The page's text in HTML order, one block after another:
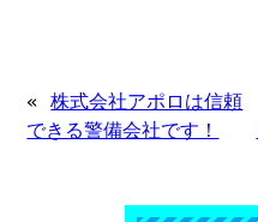
«株式会社アポロは信頼
できる警備会社です！